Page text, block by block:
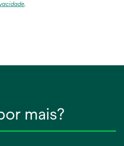
.
mais?